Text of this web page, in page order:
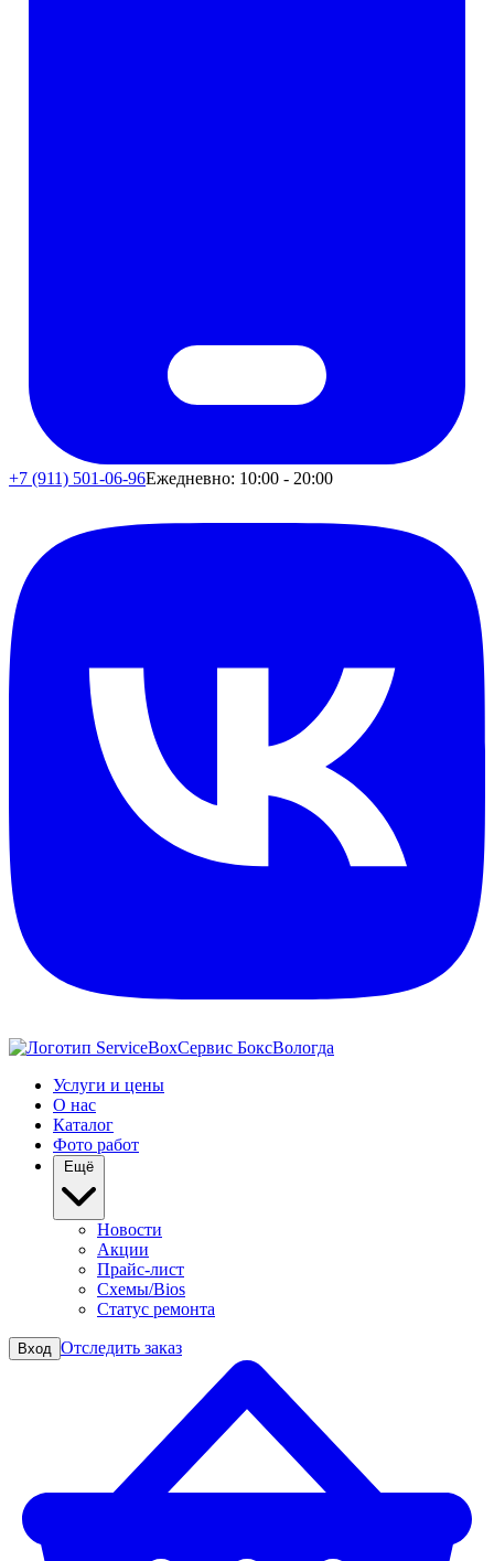
+7 (911) 501-06-96Ежедневно: 10:00 - 20:00
Сервис БоксВологда
Услуги и цены
О нас
Каталог
Фото работ
Новости
Акции
Прайс-лист
Схемы/Bios
Статус ремонта
Вход Отследить заказ